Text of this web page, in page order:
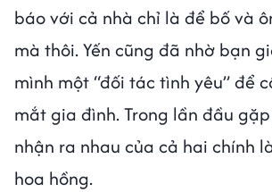
báo với cả nhà chỉ là để bố và
mà thôi. Yến cũng đã nhờ bạn
mình một “đối tác tình yêu” để
mắt gia đình. Trong lần đầu
nhận ra nhau của cả hai chính
hoa hồng.